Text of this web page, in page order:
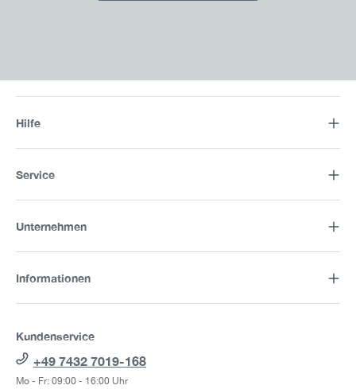
Hilfe
Service
Unternehmen
Informationen
Kundenservice
+49 7432 7019-168
Mo - Fr: 09:00 - 16:00 Uhr